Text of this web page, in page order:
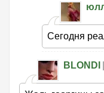
Сегодня
BLONDI